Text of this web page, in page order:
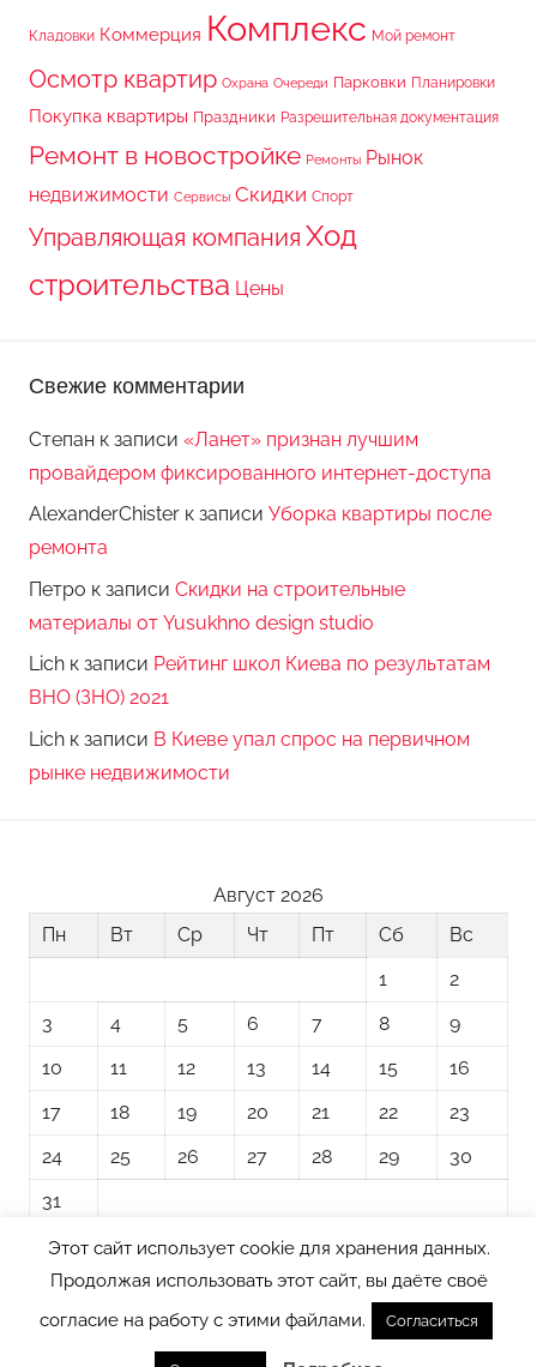
Кладовки Коммерция Комплекс Мой ремонт
Осмотр квартир Охрана Очереди Парковки Планировки
Покупка квартиры Праздники Разрешительная документация
Ремонт в новостройке Ремонты Рынок
недвижимости Сервисы Скидки Спорт
Управляющая компания Ход
строительства Цены
Свежие комментарии
Степан к записи «Ланет» признан лучшим
провайдером фиксированного интернет-доступа
AlexanderChister к записи Уборка квартиры после
ремонта
Петро к записи Скидки на строительные
материалы от Yusukhno design studio
Lich к записи Рейтинг школ Киева по результатам
ВНО (ЗНО) 2021
Lich к записи В Киеве упал спрос на первичном
рынке недвижимости
Август 2026
Пн
Вт Ср Чт Пт Сб
Вс
1
2
3
4 5 6 7 8
9
10
11 12 13 14 15
16
17
18 19 20 21 22
23
24
25 26 27 28 29
30
31
« Ноя
Тема WordPress: Donovan от ThemeZee.
Этот сайт использует cookie для хранения данных.
Продолжая использовать этот сайт, вы даёте своё
согласие на работу с этими файлами.
Согласиться